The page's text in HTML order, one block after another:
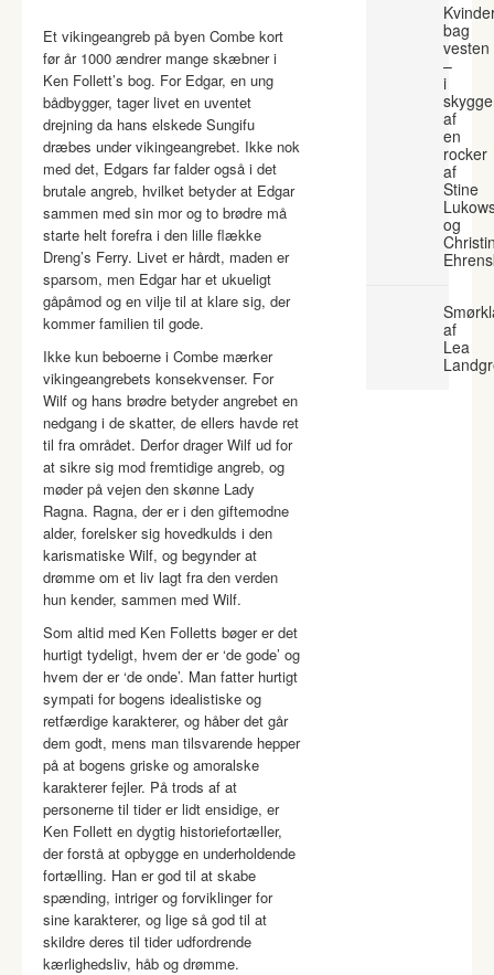
Et vikingeangreb på byen Combe kort
før år 1000 ændrer mange skæbner i
Ken Follett’s bog. For Edgar, en ung
bådbygger, tager livet en uventet
drejning da hans elskede Sungifu
dræbes under vikingeangrebet. Ikke nok
med det, Edgars far falder også i det
brutale angreb, hvilket betyder at Edgar
sammen med sin mor og to brødre må
starte helt forefra i den lille flække
Dreng’s Ferry. Livet er hårdt, maden er
sparsom, men Edgar har et ukueligt
gåpåmod og en vilje til at klare sig, der
kommer familien til gode.
Ikke kun beboerne i Combe mærker
vikingeangrebets konsekvenser. For
Wilf og hans brødre betyder angrebet en
nedgang i de skatter, de ellers havde ret
til fra området. Derfor drager Wilf ud for
at sikre sig mod fremtidige angreb, og
møder på vejen den skønne Lady
Ragna. Ragna, der er i den giftemodne
alder, forelsker sig hovedkulds i den
karismatiske Wilf, og begynder at
drømme om et liv lagt fra den verden
hun kender, sammen med Wilf.
Som altid med Ken Folletts bøger er det
hurtigt tydeligt, hvem der er ‘de gode’ og
hvem der er ‘de onde’. Man fatter hurtigt
sympati for bogens idealistiske og
retfærdige karakterer, og håber det går
dem godt, mens man tilsvarende hepper
på at bogens griske og amoralske
karakterer fejler. På trods af at
personerne til tider er lidt ensidige, er
Ken Follett en dygtig historiefortæller,
der forstå at opbygge en underholdende
fortælling. Han er god til at skabe
spænding, intriger og forviklinger for
sine karakterer, og lige så god til at
skildre deres til tider udfordrende
kærlighedsliv, håb og drømme.
bag
vesten
–
i
af
en
rocker
af
Stine
og
af
Lea